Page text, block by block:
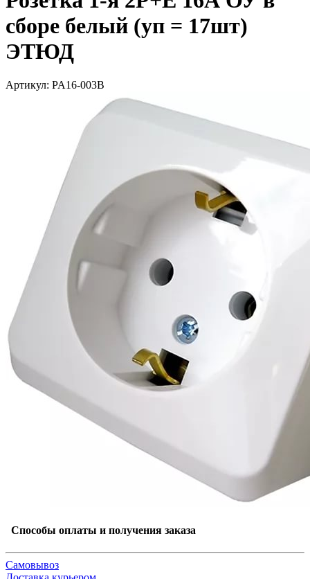
сборе белый (уп = 17шт)
ЭТЮД
Артикул: PA16-003B
Способы оплаты и получения заказа
Самовывоз